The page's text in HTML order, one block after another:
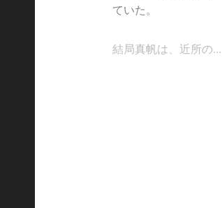
ていた。
結局真帆は、近所の